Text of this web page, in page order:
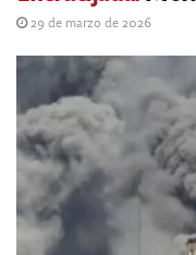
29 de marzo de 2026